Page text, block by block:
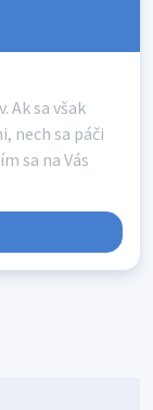
Ak sa však
nech sa páči
sa na Vás